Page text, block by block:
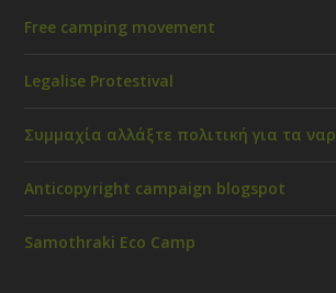
Free camping movement
Legalise Protestival
Συμμαχία αλλάξτε πολιτική για τα
Anticopyright campaign blogspot
Samothraki Eco Camp